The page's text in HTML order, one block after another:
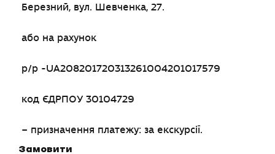
Березний, вул. Шевченка, 27.
або на рахунок
р/р -UА208201720313261004201017579
код ЄДРПОУ 30104729
– призначення платежу: за екскурсії.
Замовити